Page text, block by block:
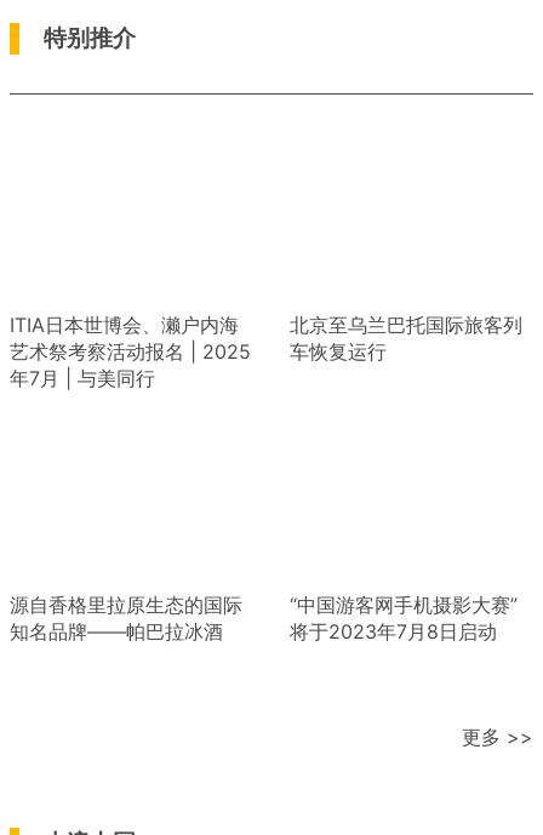
特别推介
ITIA日本世博会、濑户内海
艺术祭考察活动报名 | 2025
年7月 | 与美同行
北京至乌兰巴托国际旅客列
车恢复运行
源自香格里拉原生态的国际
知名品牌——帕巴拉冰酒
“中国游客网手机摄影大赛”
将于2023年7月8日启动
更多 >>